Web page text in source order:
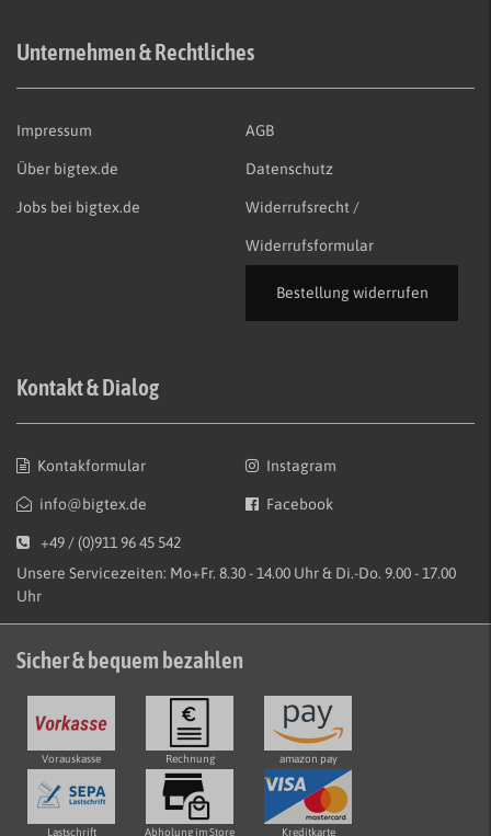
Unternehmen & Rechtliches
Impressum
Über bigtex.de
Jobs bei bigtex.de
AGB
Datenschutz
Widerrufsrecht /
Widerrufsformular
Bestellung widerrufen
Kontakt & Dialog
Kontakformular
info@bigtex.de
Instagram
Facebook
+49 / (0)911 96 45 542
Unsere Servicezeiten: Mo+Fr. 8.30 - 14.00 Uhr & Di.-Do. 9.00 - 17.00
Uhr
Sicher & bequem bezahlen
Vorauskasse Rechnung amazon pay
Lastschrift Abholung im Store Kreditkarte